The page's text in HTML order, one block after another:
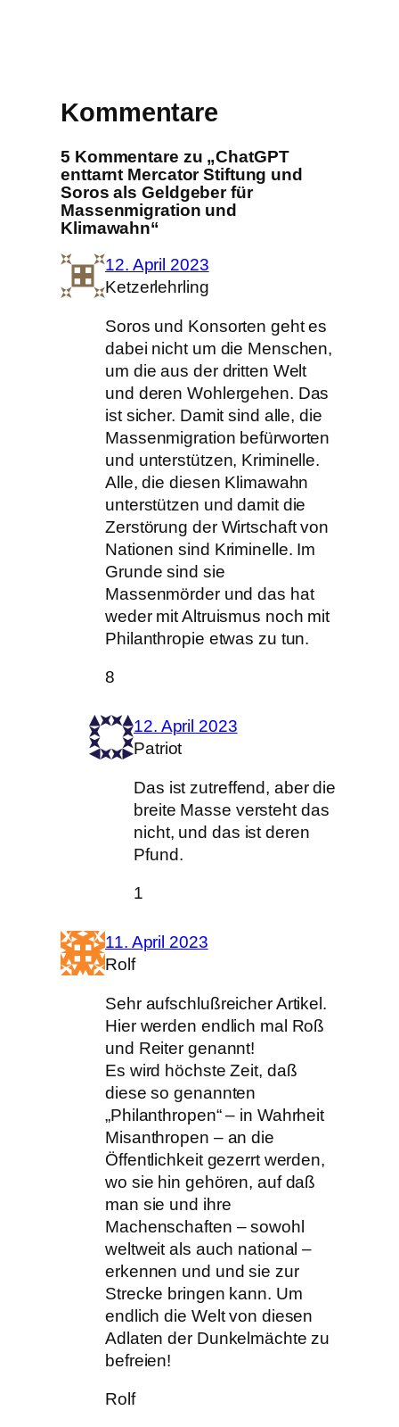
Kommentare
5 Kommentare zu „ChatGPT
enttarnt Mercator Stiftung und
Soros als Geldgeber für
Massenmigration und
Klimawahn“
12. April 2023
Ketzerlehrling
Soros und Konsorten geht es
dabei nicht um die Menschen,
um die aus der dritten Welt
und deren Wohlergehen. Das
ist sicher. Damit sind alle, die
Massenmigration befürworten
und unterstützen, Kriminelle.
Alle, die diesen Klimawahn
unterstützen und damit die
Zerstörung der Wirtschaft von
Nationen sind Kriminelle. Im
Grunde sind sie
Massenmörder und das hat
weder mit Altruismus noch mit
Philanthropie etwas zu tun.
8
12. April 2023
Patriot
Das ist zutreffend, aber die
breite Masse versteht das
nicht, und das ist deren
Pfund.
1
11. April 2023
Rolf
Sehr aufschlußreicher Artikel.
Hier werden endlich mal Roß
und Reiter genannt!
Es wird höchste Zeit, daß
diese so genannten
„Philanthropen“ – in Wahrheit
Misanthropen – an die
Öffentlichkeit gezerrt werden,
wo sie hin gehören, auf daß
man sie und ihre
Machenschaften – sowohl
weltweit als auch national –
erkennen und und sie zur
Strecke bringen kann. Um
endlich die Welt von diesen
Adlaten der Dunkelmächte zu
befreien!
Rolf